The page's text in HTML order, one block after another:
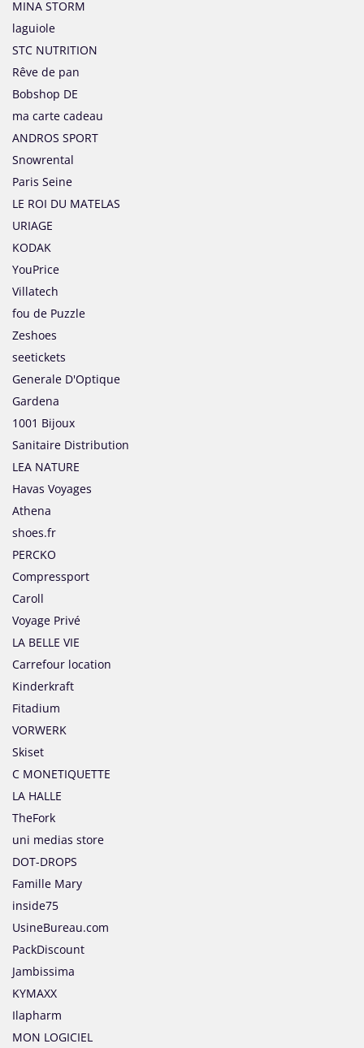
MINA STORM
laguiole
STC NUTRITION
Rêve de pan
Bobshop DE
ma carte cadeau
ANDROS SPORT
Snowrental
Paris Seine
LE ROI DU MATELAS
URIAGE
KODAK
YouPrice
Villatech
fou de Puzzle
Zeshoes
seetickets
Generale D'Optique
Gardena
1001 Bijoux
Sanitaire Distribution
LEA NATURE
Havas Voyages
Athena
shoes.fr
PERCKO
Compressport
Caroll
Voyage Privé
LA BELLE VIE
Carrefour location
Kinderkraft
Fitadium
VORWERK
Skiset
C MONETIQUETTE
LA HALLE
TheFork
uni medias store
DOT-DROPS
Famille Mary
inside75
UsineBureau.com
PackDiscount
Jambissima
KYMAXX
Ilapharm
MON LOGICIEL